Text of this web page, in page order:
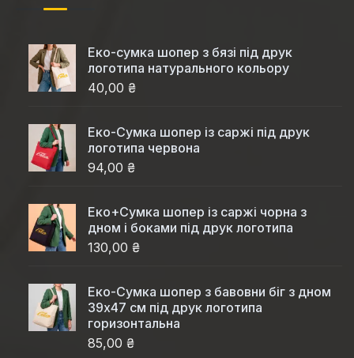
Еко-сумка шопер з бязі під друк
логотипа натурального кольору
40,00 ₴
Еко-Cумка шопер із саржі під друк
логотипа червона
94,00 ₴
Еко+Сумка шопер із саржі чорна з
дном і боками під друк логотипа
130,00 ₴
Еко-Сумка шопер з бавовни біг з дном
39x47 см під друк логотипа
горизонтальна
85,00 ₴